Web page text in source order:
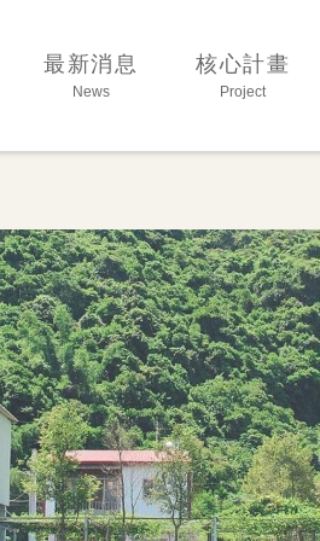
最新消息
News
核心計畫
Project